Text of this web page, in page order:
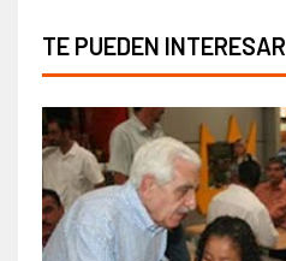
TE PUEDEN INTERESAR